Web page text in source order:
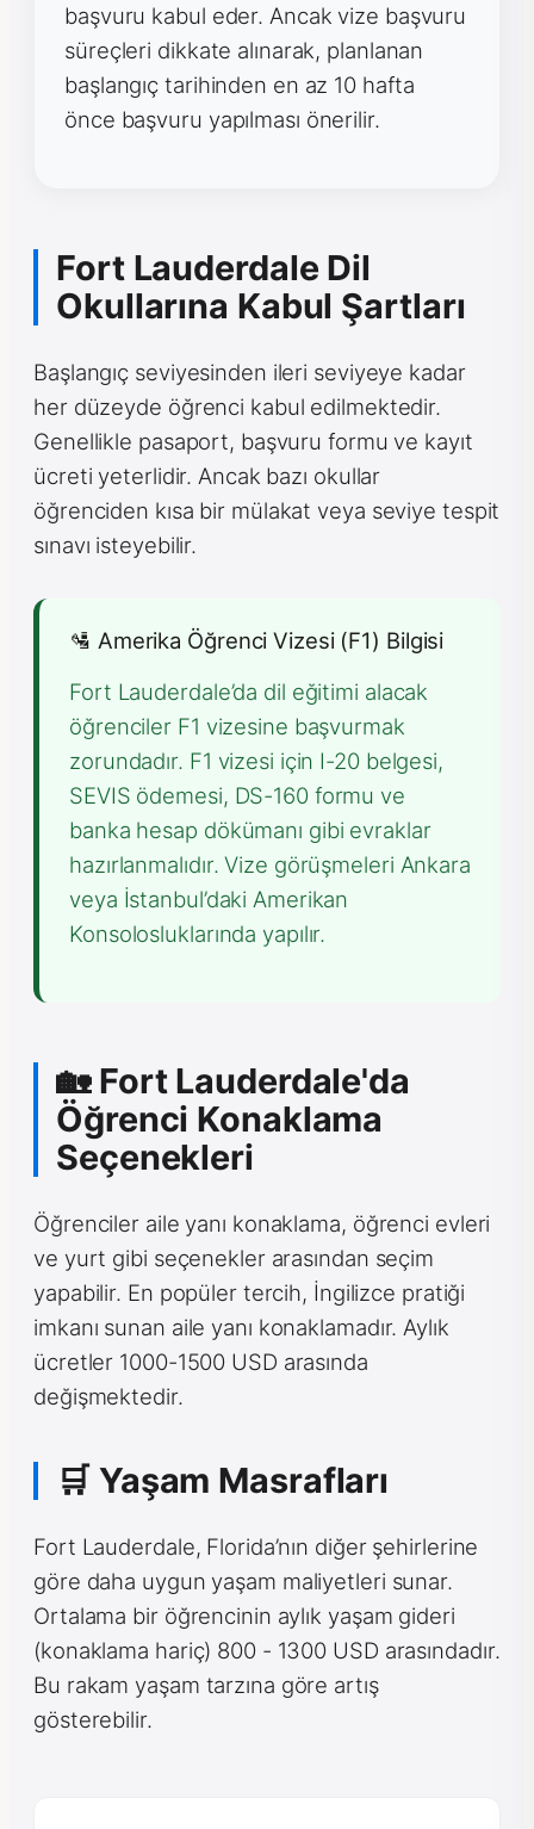
başvuru kabul eder. Ancak vize başvuru
süreçleri dikkate alınarak, planlanan
başlangıç tarihinden en az 10 hafta
önce başvuru yapılması önerilir.
Fort Lauderdale Dil
Okullarına Kabul Şartları
Başlangıç seviyesinden ileri seviyeye kadar
her düzeyde öğrenci kabul edilmektedir.
Genellikle pasaport, başvuru formu ve kayıt
ücreti yeterlidir. Ancak bazı okullar
öğrenciden kısa bir mülakat veya seviye tespit
sınavı isteyebilir.
🛂 Amerika Öğrenci Vizesi (F1) Bilgisi
Fort Lauderdale’da dil eğitimi alacak
öğrenciler F1 vizesine başvurmak
zorundadır. F1 vizesi için I-20 belgesi,
SEVIS ödemesi, DS-160 formu ve
banka hesap dökümanı gibi evraklar
hazırlanmalıdır. Vize görüşmeleri Ankara
veya İstanbul’daki Amerikan
Konsolosluklarında yapılır.
🏡 Fort Lauderdale'da
Öğrenci Konaklama
Seçenekleri
Öğrenciler aile yanı konaklama, öğrenci evleri
ve yurt gibi seçenekler arasından seçim
yapabilir. En popüler tercih, İngilizce pratiği
imkanı sunan aile yanı konaklamadır. Aylık
ücretler 1000-1500 USD arasında
değişmektedir.
🛒 Yaşam Masrafları
Fort Lauderdale, Florida’nın diğer şehirlerine
göre daha uygun yaşam maliyetleri sunar.
Ortalama bir öğrencinin aylık yaşam gideri
(konaklama hariç) 800 - 1300 USD arasındadır.
Bu rakam yaşam tarzına göre artış
gösterebilir.